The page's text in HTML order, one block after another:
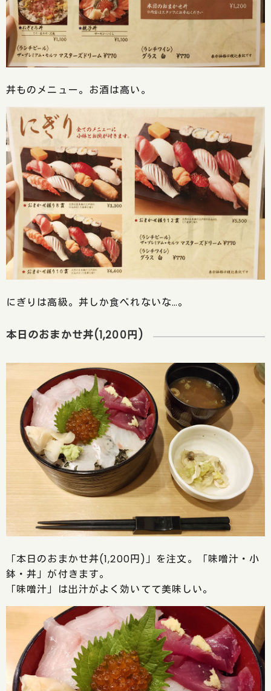
丼ものメニュー。お酒は高い。
にぎりは高級。丼しか食べれないな…。
本日のおまかせ丼(1,200円)
「本日のおまかせ丼(1,200円)」を注文。「味噌汁・小
鉢・丼」が付きます。
「味噌汁」は出汁がよく効いてて美味しい。